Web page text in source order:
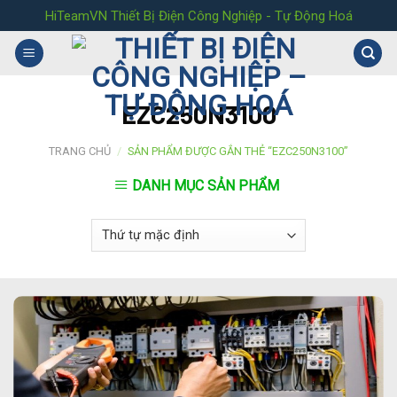
to
content
HiTeamVN Thiết Bị Điện Công Nghiệp - Tự Động Hoá
EZC250N3100
TRANG CHỦ / SẢN PHẨM ĐƯỢC GẮN THẺ “EZC250N3100”
DANH MỤC SẢN PHẨM